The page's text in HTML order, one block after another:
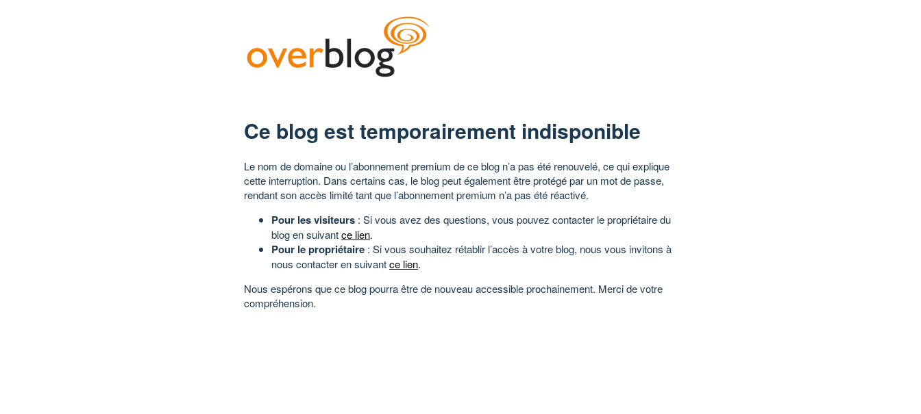
Ce blog est temporairement indisponible
Le nom de domaine ou l’abonnement premium de ce blog n’a pas été renouvelé, ce qui explique
cette interruption. Dans certains cas, le blog peut également être protégé par un mot de passe,
rendant son accès limité tant que l’abonnement premium n’a pas été réactivé.
Pour les visiteurs : Si vous avez des questions, vous pouvez contacter le propriétaire du
blog en suivantce lien.
Pour le propriétaire : Si vous souhaitez rétablir l’accès à votre blog, nous vous invitons à
nous contacter en suivantce lien.
Nous espérons que ce blog pourra être de nouveau accessible prochainement. Merci de votre
compréhension.